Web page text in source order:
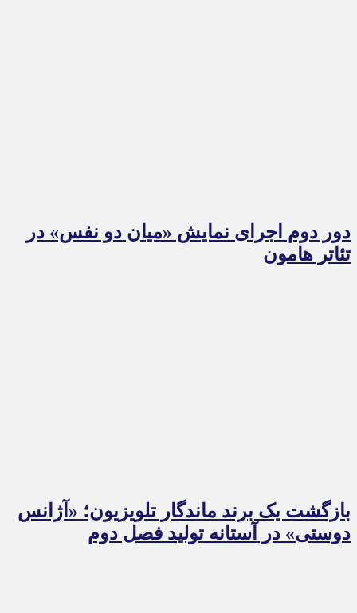
دور دوم اجرای نمایش «میان دو نفس» در
تئاتر هامون
بازگشت یک برند ماندگار تلویزیون؛ «آژانس
دوستی» در آستانه تولید فصل دوم